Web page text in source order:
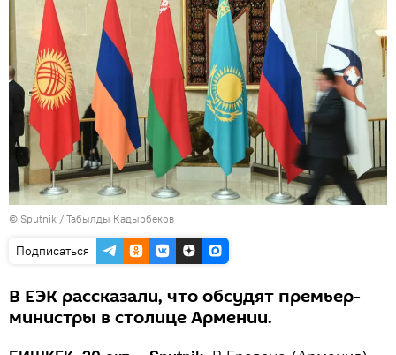
© Sputnik / Табылды Кадырбеков
Подписаться
В ЕЭК рассказали, что обсудят премьер-
министры в столице Армении.